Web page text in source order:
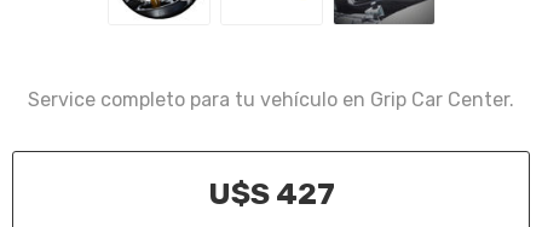
Service completo para tu vehículo en Grip Car Center.
U$S 427